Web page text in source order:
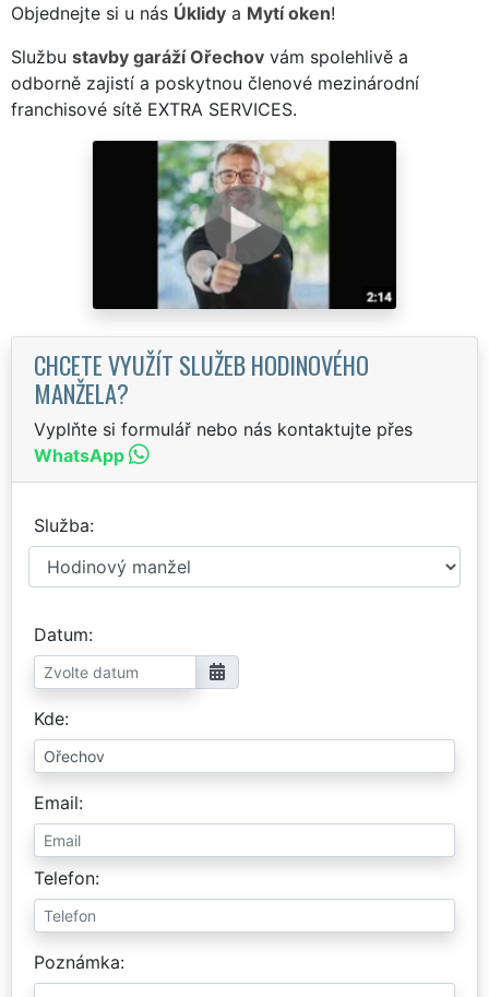
Objednejte si u nás Úklidy a Mytí oken!
Službu stavby garáží Ořechov vám spolehlivě a
odborně zajistí a poskytnou členové mezinárodní
franchisové sítě EXTRA SERVICES.
CHCETE VYUŽÍT SLUŽEB HODINOVÉHO
MANŽELA?
Vyplňte si formulář nebo nás kontaktujte přes
WhatsApp
Služba
Datum
Kde
Email
Telefon
Poznámka